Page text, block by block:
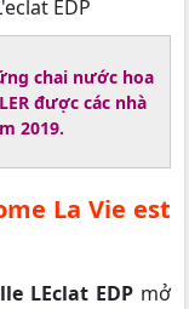
chai nước hoa
được các nhà
2019.
La Vie est
LEclat EDP mở